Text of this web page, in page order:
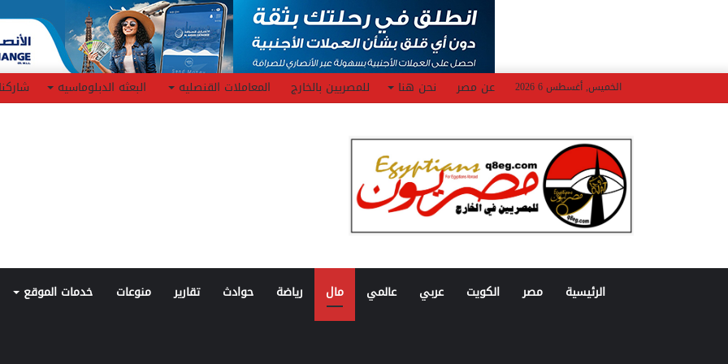
الخميس, أغسطس 6 2026 عن مصر نحن هنا للمصريين بالخارج المعاملات القنصليه البعثه الدبلوماسيه شاركنا
الرئيسية مصر الكويت عربي عالمي مال رياضة حوادث تقارير منوعات خدمات الموقع